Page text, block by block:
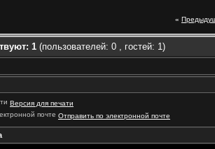
«
1 (пользователей: 0 , гостей: 1)
Версия для печати
Отправить по электронной почте